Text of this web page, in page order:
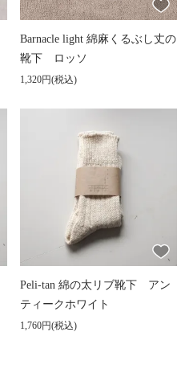
Barnacle light 綿麻くるぶし丈の
靴下 ロッソ
1,320円(税込)
Peli-tan 綿の太リブ靴下 アン
ティークホワイト
1,760円(税込)